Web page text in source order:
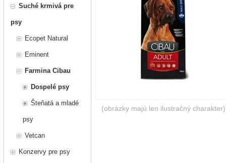
Suché krmivá pre
psy
Ecopet Natural
Eminent
Farmina Cibau
Dospelé psy
Šteňatá a mladé
psy
Vetcan
Konzervy pre psy
(obrázky majú len ilustračný charakter)